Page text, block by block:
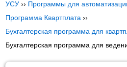
УСУ ›› Программы для
Программа Квартплата ››
Бухгалтерская программа для
Бухгалтерская программа для